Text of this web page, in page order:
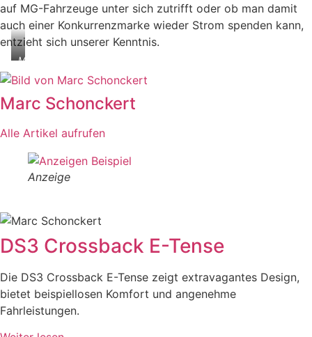
auf MG-Fahrzeuge unter sich zutrifft oder ob man damit
auch einer Konkurrenzmarke wieder Strom spenden kann,
entzieht sich unserer Kenntnis.
MG
EV
(Facelift)
Marc Schonckert
Alle Artikel aufrufen
Anzeige
DS3 Crossback E-Tense
Die DS3 Crossback E-Tense zeigt extravagantes Design,
bietet beispiellosen Komfort und angenehme
Fahrleistungen.